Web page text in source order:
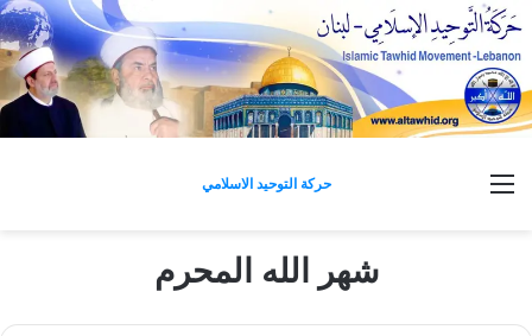
حركة التوحيد الاسلامي
شهر الله المحرم